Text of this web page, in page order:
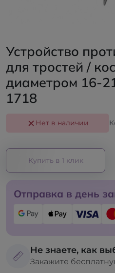
Устройство
для тростей /
диаметром 16-
1718
Нет в наличии
Купить в 1 клик
Отправка в день
Не знаете, как
Закажите